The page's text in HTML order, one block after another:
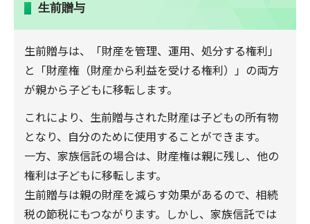
生前贈与
生前贈与は、「財産を管理、運用、処分する権利」
と「財産権（財産から利益を受ける権利）」の両方
が親から子どもに移転します。
これにより、生前贈与された財産は子どもの所有物
となり、自分のために使用することができます。
一方、家族信託の場合は、財産権は親に残し、他の
権利は子どもに移転します。
生前贈与は親の財産を減らす効果があるので、相続
税の節税にもつながります。しかし、家族信託では